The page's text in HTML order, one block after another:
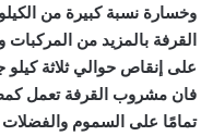
وخسارة نسبة كبيرة من
القرفة بالمزيد من المركبات
على إنقاص حوالي ثلاثة
فان مشروب القرفة تعمل
تمامًا على السموم والفضلات